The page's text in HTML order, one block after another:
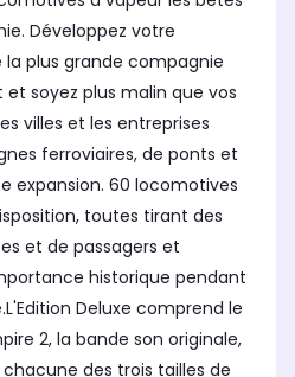
Développez votre
plus grande compagnie
soyez plus malin que vos
villes et les entreprises
ferroviaires, de ponts et
expansion. 60 locomotives
toutes tirant des
et de passagers et
historique pendant
Deluxe comprend le
2, la bande son originale,
des trois tailles de